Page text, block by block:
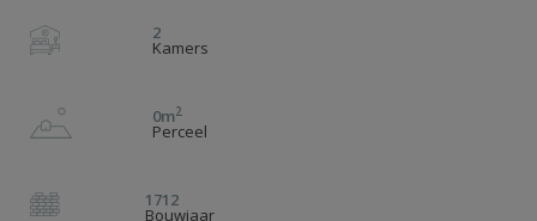
2
Kamers
0m2
Perceel
1712
Bouwjaar